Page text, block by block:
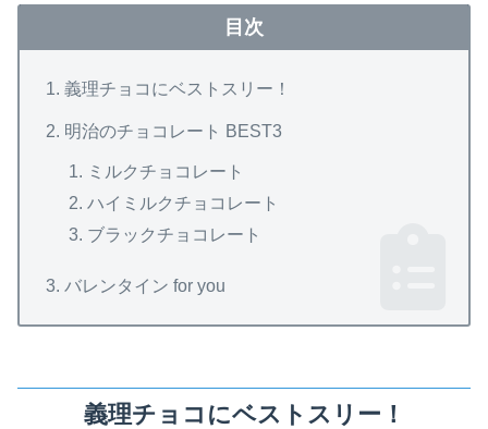
目次
義理チョコにベストスリー！
明治のチョコレート BEST3
ミルクチョコレート
ハイミルクチョコレート
ブラックチョコレート
バレンタイン for you
義理チョコにベストスリー！